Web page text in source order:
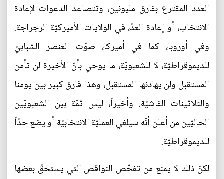
العدد المقترع بفارق مليونين، وتتصاعد الدعوات لإعادة
الانتخاب، أو إعادة العدّ، في الولايات الأميركيّة الرجراجة.
وفي أوروبا، كما في أميركا، صوّت العنصر الشبابيّ
للديموقراطيّة، لا للشعبويّة، ما يوحي بأنّ الأخيرة لن تأمن
المستقبل ولن يهادنها المستقبل، وهذا فارق كبير بين يومنا
والثلاثينات الفاشيّة. وأخيراً، ليس ثمّة بين الشعبويّين
الحاليّين من أعلن أنّه سيلغي العمليّة الانتخابيّة أو يضع حدّاً
للديموقراطيّة.
لكنّ ذلك لا يمنع من تفحّص النواقص التي يستحقّ بعضها